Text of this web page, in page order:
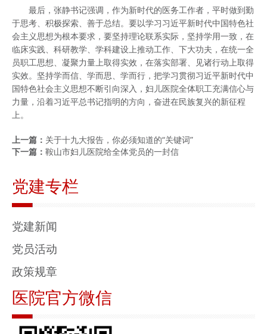
最后，张静书记强调，作为新时代的医务工作者，平时做到勤
于思考、积极探索、善于总结。要以学习习近平新时代中国特色社
会主义思想为根本要求，要坚持理论联系实际，坚持学用一致，在
临床实践、科研教学、学科建设上推动工作、下大功夫，在统一全
员职工思想、凝聚力量上取得实效，在落实部署、见诸行动上取得
实效。坚持学而信、学而思、学而行，把学习贯彻习近平新时代中
国特色社会主义思想不断引向深入，妇儿医院全体职工充满信心与
力量，沿着习近平总书记指明的方向，奋进在民族复兴的新征程
上。
上一篇： 关于十九大报告，你必须知道的“关键词”
下一篇： 鞍山市妇儿医院给全体党员的一封信
党建专栏
党建新闻
党员活动
政策规章
医院官方微信